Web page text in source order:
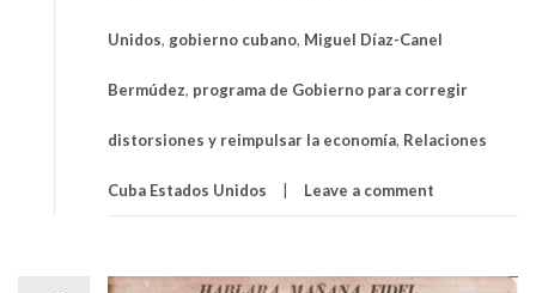
Unidos, gobierno cubano, Miguel Díaz-Canel
Bermúdez, programa de Gobierno para corregir
distorsiones y reimpulsar la economía, Relaciones
Cuba Estados Unidos Leave a comment